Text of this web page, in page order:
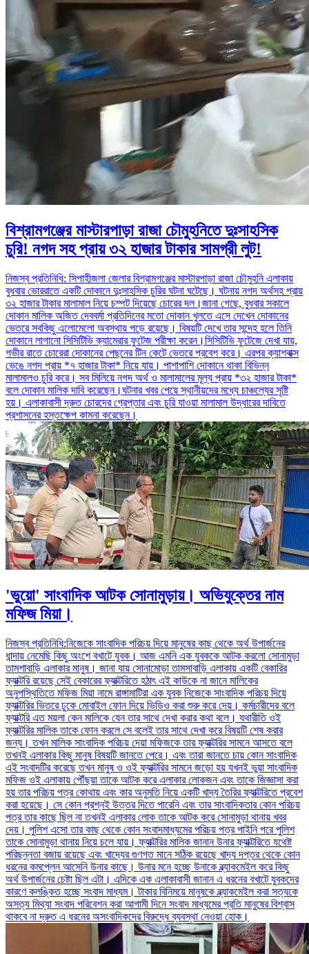
বিশ্রামগঞ্জের মাস্টারপাড়া রাজা চৌমুহনিতে দুঃসাহসিক
চুরি! নগদ সহ প্রায় ৩২ হাজার টাকার সামগ্রী লুট!
নিজস্ব প্রতিনিধি: সিপাহীজলা জেলার বিশ্রামগঞ্জের মাস্টারপাড়া রাজা চৌমুহনি এলাকায়
বুধবার ভোররাতে একটি দোকানে দুঃসাহসিক চুরির ঘটনা ঘটেছে। ঘটনায় নগদ অর্থসহ প্রায়
৩২ হাজার টাকার মালামাল নিয়ে চম্পট দিয়েছে চোরের দল।জানা গেছে, বুধবার সকালে
দোকান মালিক অজিত দেববর্মা প্রতিদিনের মতো দোকান খুলতে এসে দেখেন দোকানের
ভেতরে সবকিছু এলোমেলো অবস্থায় পড়ে রয়েছে। বিষয়টি দেখে তার সন্দেহ হলে তিনি
দোকানে লাগানো সিসিটিভি ক্যামেরার ফুটেজ পরীক্ষা করেন।সিসিটিভি ফুটেজে দেখা যায়,
গভীর রাতে চোরেরা দোকানের পেছনের টিন কেটে ভেতরে প্রবেশ করে। এরপর ক্যাশবাক্স
ভেঙে নগদ প্রায় *৭ হাজার টাকা* নিয়ে যায়। পাশাপাশি দোকানে থাকা বিভিন্ন
মালামালও চুরি করে। সব মিলিয়ে নগদ অর্থ ও মালামালের মূল্য প্রায় *৩২ হাজার টাকা*
বলে দোকান মালিক দাবি করেছেন।ঘটনার খবর পেয়ে স্থানীয়দের মধ্যে চাঞ্চল্যের সৃষ্টি
হয়। এলাকাবাসী দ্রুত চোরদের গ্রেপ্তার এবং চুরি যাওয়া মালামাল উদ্ধারের দাবিতে
প্রশাসনের হস্তক্ষেপ কামনা করেছেন।
'ভুয়ো' সাংবাদিক আটক সোনামুড়ায়। অভিযুক্তের নাম
মফিজ মিয়া।
নিজস্ব প্রতিনিধি:নিজেকে সাংবাদিক পরিচয় দিয়ে মানুষের কাছ থেকে অর্থ উপার্জনের
ধান্দায় নেমেছি কিছু অংশে বখাটে যুবক। আজ এমনি এক যুবককে আটক করলো সোনামুড়া
তামশাবাড়ি এলাকার মানুষ। জানা যায় সোনামোড়া তামসাবাড়ি এলাকায় একটি বেকারির
ফ্যাক্টরি রয়েছে সেই বেকারের ফ্যাক্টরিতে হঠাৎ এই কাউকে না জানে মালিকের
অনুপস্থিতিতে মফিজ মিয়া নামে রাঙ্গামাটিরা এক যুবক নিজেকে সাংবাদিক পরিচয় দিয়ে
ফ্যাক্টরির ভিতরে ঢুকে মোবাইল ফোন দিয়ে ভিডিও করা শুরু করে দেয়। কর্মচারীদের বলে
ফ্যাক্টরি এত ময়লা কেন মালিকে যেন তার সাথে দেখা করার কথা বলে। যথারীতি ওই
ফ্যাক্টরির মালিক তাকে ফোন করলে সে বলেই তার সাথে দেখা করে বিষয়টি শেষ করার
জন্য। তখন মালিক সাংবাদিক পরিচয় দেয়া মফিজকে তার ফ্যাক্টরির সামনে আসতে বলে
তখনই এলাকার কিছু মানুষ বিষয়টি জানতে পেরে। এবং তারা জানতে চায় কোন সাংবাদিক
এই সংবাদটির করেছে তখন মানুষ ও ওই ফ্যাক্টরির সামনে জড়ো হয় যখনই ভুয়া সাংবাদিক
মফিজ ওই এলাকায় পৌঁছয়া তাকে আটক করে এলাকার লোকজন এবং তাকে জিজ্ঞাসা করা
হয় তার পরিচয় পত্র কোথায় এবং কার অনুমতি নিয়ে একটি খাদ্য তৈরির ফ্যাক্টরিতে প্রবেশ
করা হয়েছে। সে কোন প্রশ্নই উত্তর দিতে পারেনি এবং তার সাংবাদিকতার কোন পরিচয়
পত্র তার কাছে ছিল না তখনই এলাকার লোক তাকে আটক করে সোনামুড়া থানায় খবর
দেয়। পুলিশ এসো তার কাছ থেকে কোন সংবাদমাধ্যমের পরিচয় পত্র পাইনি পরে পুলিশ
তাকে সোনামুড়া থানায় নিয়ে চলে যায়। ফ্যাক্টরির মালিক জানান উনার ফ্যাক্টরিতে যথেষ্ট
পরিছন্নতা বজায় রয়েছে এবং খাদ্যের গুণগত মানে সঠিক রয়েছে খাদ্য দপ্তর থেকে কোন
ধরনের কমপ্লেন আসেনি উনার কাছে। উনার মনে হচ্ছে উনাকে ব্ল্যাকমেইল করে কিছু
অর্থ উপার্জনের চেষ্টা ছিল এটা। এদিকে এক এলাকাবাসী জানান এ ধরনের বখাটে যুবকদের
কারণে কলঙ্কিত হচ্ছে সংবাদ মাধ্যম। টাকার বিনিময়ে মানুষকে ব্ল্যাকমেইল করা সত্যকে
অসত্য মিথ্যা সংবাদ পরিবেশন করা আগামী দিনে সংবাদ মাধ্যমের প্রতি মানুষের বিশ্বাস
থাকবে না দ্রুত এ ধরনের অসংবাদিকদের বিরুদ্ধে ব্যবস্থা নেওয়া হোক।